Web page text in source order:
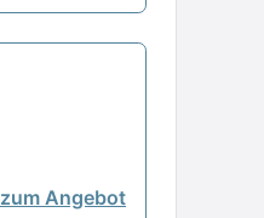
zum Angebot